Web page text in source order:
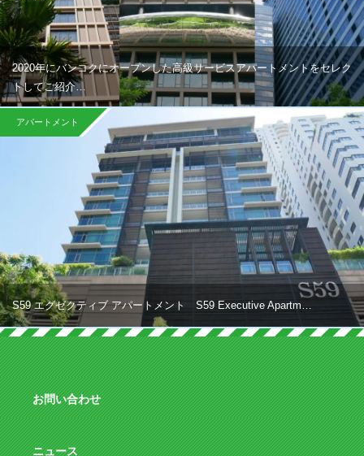
2020年にバンコクにオープンした高級サービスアパートメントをセレク
トしてご紹介…
アパートメント
S59 エグゼクティブ アパートメント S59 Executive Apartm…
お問い合わせ
ニュース